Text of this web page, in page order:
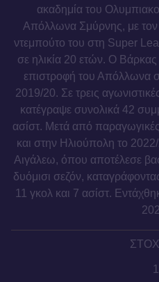
ακαδημία του
Απόλλωνα Σμύρνης, με
ντεμπούτο του στη Super
σε ηλικία 20 ετών. O
επιστροφή του Απόλλωνα
2019/20. Σε τρεις
κατέγραψε συνολικά 42
ασίστ. Μετά από
και στην Ηλιούπολη το
Αιγάλεω, όπου αποτέλεσε
δυόμισι σεζόν,
11 γκολ και 7 ασίστ.
1